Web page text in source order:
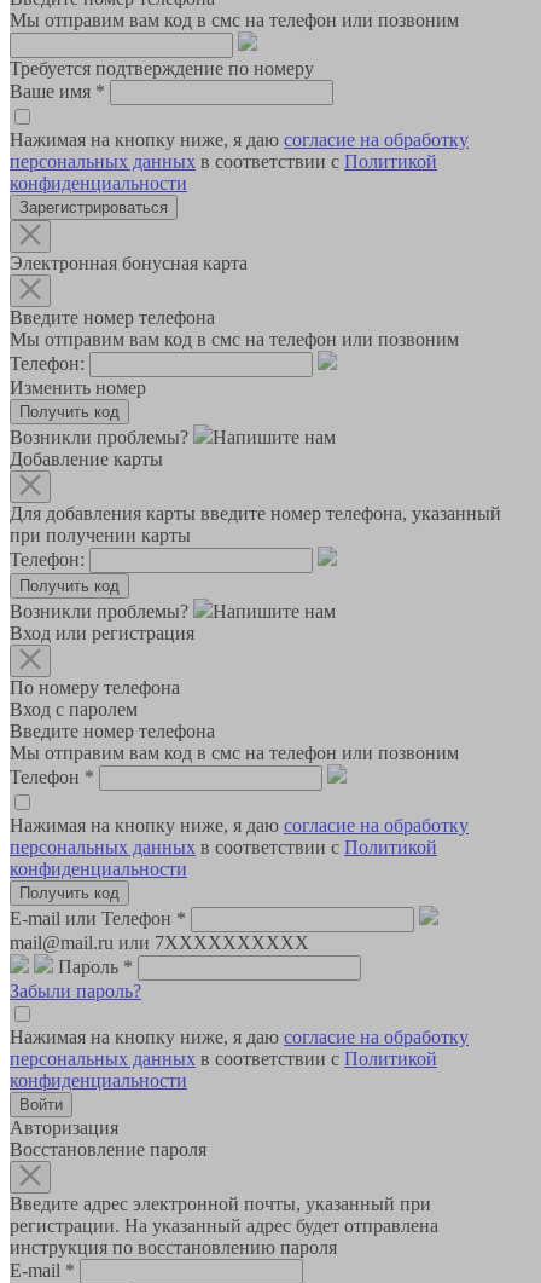
Мы отправим вам код в смс на телефон или позвоним
Требуется подтверждение по номеру
Ваше имя *
Нажимая на кнопку ниже, я даю согласие на обработку
персональных данных в соответствии с Политикой
конфиденциальности
Зарегистрироваться
Электронная бонусная карта
Введите номер телефона
Мы отправим вам код в смс на телефон или позвоним
Телефон:
Изменить номер
Возникли проблемы?
Напишите нам
Добавление карты
Для добавления карты введите номер телефона, указанный
при получении карты
Телефон:
Возникли проблемы?
Напишите нам
Вход или регистрация
По номеру телефона
Вход с паролем
Введите номер телефона
Мы отправим вам код в смс на телефон или позвоним
Телефон *
Нажимая на кнопку ниже, я даю согласие на обработку
персональных данных в соответствии с Политикой
конфиденциальности
E-mail или Телефон *
mail@mail.ru или 7XXXXXXXXXX
Пароль *
Забыли пароль?
Нажимая на кнопку ниже, я даю согласие на обработку
персональных данных в соответствии с Политикой
конфиденциальности
Авторизация
Восстановление пароля
Введите адрес электронной почты, указанный при
регистрации. На указанный адрес будет отправлена
инструкция по восстановлению пароля
E-mail *